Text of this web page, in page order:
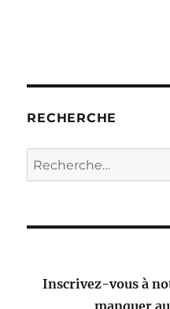
RECHERCHE
Recherche
pour :
Inscrivez-vous à
manquer